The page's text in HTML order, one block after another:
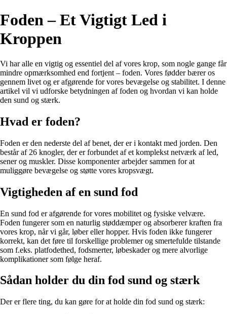
Foden – Et Vigtigt Led i
Kroppen
Vi har alle en vigtig og essentiel del af vores krop, som nogle gange får
mindre opmærksomhed end fortjent – foden. Vores fødder bærer os
gennem livet og er afgørende for vores bevægelse og stabilitet. I denne
artikel vil vi udforske betydningen af foden og hvordan vi kan holde
den sund og stærk.
Hvad er foden?
Foden er den nederste del af benet, der er i kontakt med jorden. Den
består af 26 knogler, der er forbundet af et komplekst netværk af led,
sener og muskler. Disse komponenter arbejder sammen for at
muliggøre bevægelse og støtte vores kropsvægt.
Vigtigheden af en sund fod
En sund fod er afgørende for vores mobilitet og fysiske velvære.
Foden fungerer som en naturlig støddæmper og absorberer kraften fra
vores krop, når vi går, løber eller hopper. Hvis foden ikke fungerer
korrekt, kan det føre til forskellige problemer og smertefulde tilstande
som f.eks. platfodethed, fodsmerter, løbeskader og mere alvorlige
komplikationer som følge heraf.
Sådan holder du din fod sund og stærk
Der er flere ting, du kan gøre for at holde din fod sund og stærk: